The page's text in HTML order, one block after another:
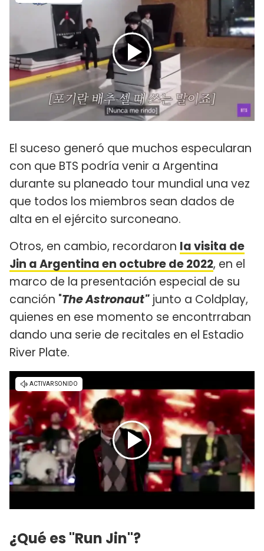
El suceso generó que muchos especularan
con que BTS podría venir a Argentina
durante su planeado tour mundial una vez
que todos los miembros sean dados de
alta en el ejército surconeano.
Otros, en cambio, recordaron la visita de
Jin a Argentina en octubre de 2022, en el
marco de la presentación especial de su
canción "The Astronaut"junto a Coldplay,
quienes en ese momento se encontrraban
dando una serie de recitales en el Estadio
River Plate.
¿Qué es "Run Jin"?